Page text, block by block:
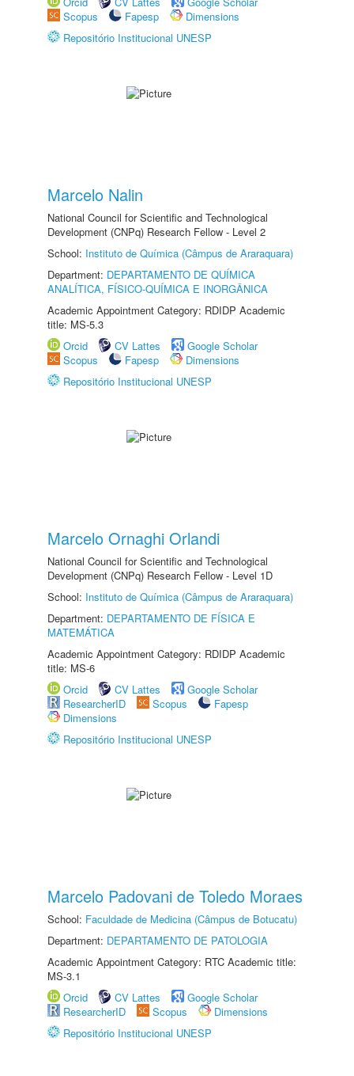
Scopus
Fapesp
Dimensions
Repositório Institucional UNESP
Marcelo Nalin
National Council for Scientific and Technological
Development (CNPq) Research Fellow - Level 2
School: Instituto de Química (Câmpus de Araraquara)
Department: DEPARTAMENTO DE QUÍMICA
ANALÍTICA, FÍSICO-QUÍMICA E INORGÂNICA
Academic Appointment Category: RDIDP Academic
title: MS-5.3
Orcid
CV Lattes
Google Scholar
Scopus
Fapesp
Dimensions
Repositório Institucional UNESP
Marcelo Ornaghi Orlandi
National Council for Scientific and Technological
Development (CNPq) Research Fellow - Level 1D
School: Instituto de Química (Câmpus de Araraquara)
Department: DEPARTAMENTO DE FÍSICA E
MATEMÁTICA
Academic Appointment Category: RDIDP Academic
title: MS-6
Orcid
CV Lattes
Google Scholar
ResearcherID
Scopus
Fapesp
Dimensions
Repositório Institucional UNESP
Marcelo Padovani de Toledo Moraes
School: Faculdade de Medicina (Câmpus de Botucatu)
Department: DEPARTAMENTO DE PATOLOGIA
Academic Appointment Category: RTC Academic title:
MS-3.1
Orcid
CV Lattes
Google Scholar
ResearcherID
Scopus
Dimensions
Repositório Institucional UNESP